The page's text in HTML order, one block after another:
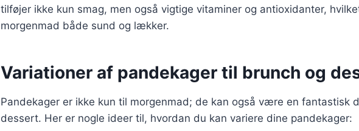
tilføjer ikke kun smag, men også vigtige vitaminer og antioxidanter,
morgenmad både sund og lækker.
Variationer af pandekager til brunch og
Pandekager er ikke kun til morgenmad; de kan også være en fantastisk
dessert. Her er nogle ideer til, hvordan du kan variere dine pandekager: